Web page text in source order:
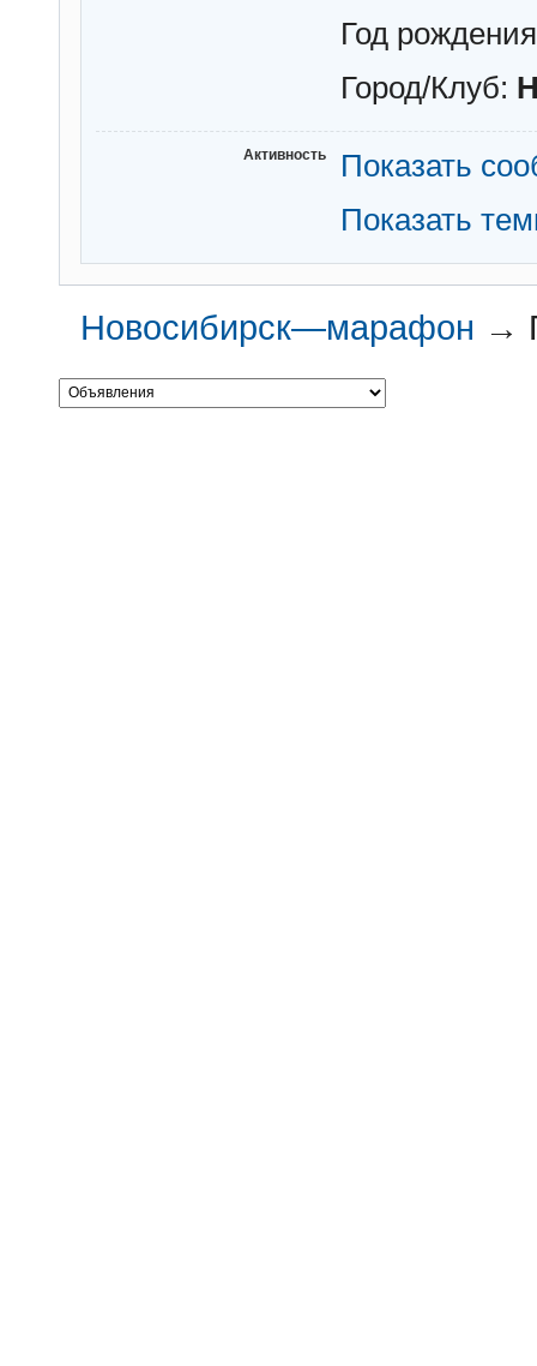
Год
Город/Клуб:
Активность
Показать
Показать
Новосибирск—марафон →